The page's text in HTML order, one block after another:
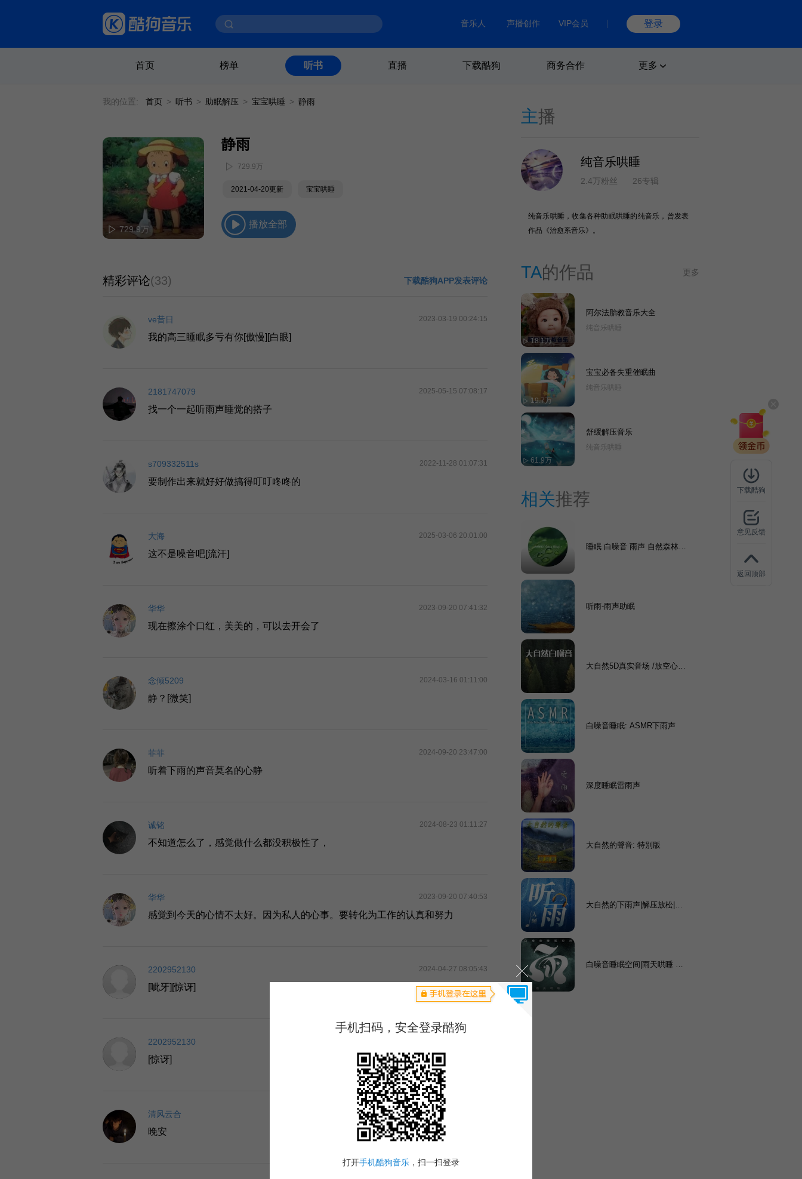
音乐人 声播创作 VIP会员 登录
首页 榜单 听书 直播 下载酷狗 商务合作 更多
我的位置: 首页 > 听书 > 助眠解压 > 宝宝哄睡 > 静雨
729.9万
静雨
729.9万
2021-04-20更新 宝宝哄睡
播放全部
精彩评论(33) 下载酷狗APP发表评论
ve昔日 2023-03-19 00:24:15
我的高三睡眠多亏有你[傲慢][白眼]
2181747079 2025-05-15 07:08:17
找一个一起听雨声睡觉的搭子
s709332511s 2022-11-28 01:07:31
要制作出来就好好做搞得叮叮咚咚的
大海 2025-03-06 20:01:00
这不是噪音吧[流汗]
华华 2023-09-20 07:41:32
现在擦涂个口红，美美的，可以去开会了
念倾5209 2024-03-16 01:11:00
静？[微笑]
菲菲 2024-09-20 23:47:00
听着下雨的声音莫名的心静
诚铭 2024-08-23 01:11:27
不知道怎么了，感觉做什么都没积极性了，
华华 2023-09-20 07:40:53
感觉到今天的心情不太好。因为私人的心事。要转化为工作的认真和努力
2202952130 2024-04-27 08:05:43
[呲牙][惊讶]
2202952130
[惊讶]
清风云合 2023-09-17 14:01:14
晚安
主播
纯音乐哄睡
2.4万粉丝 26专辑
纯音乐哄睡，收集各种助眠哄睡的纯音乐，曾发表
作品《治愈系音乐》。
TA的作品 更多
18.1万
阿尔法胎教音乐大全
纯音乐哄睡
19.7万
宝宝必备失重催眠曲
纯音乐哄睡
61.9万
舒缓解压音乐
纯音乐哄睡
相关推荐
睡眠 白噪音 雨声 自然森林氛
听雨-雨声助眠
大自然5D真实音场 /放空心灵
白噪音睡眠: ASMR下雨声
深度睡眠雷雨声
大自然的聲音: 特別版
大自然的下雨声|解压放松|深
白噪音睡眠空间|雨天哄睡 缓
下载酷狗
意见反馈
返回顶部